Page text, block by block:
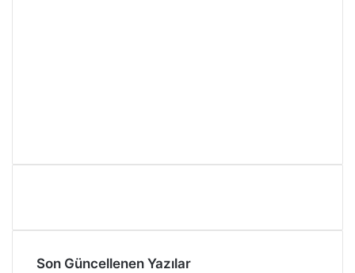
Son Güncellenen Yazılar